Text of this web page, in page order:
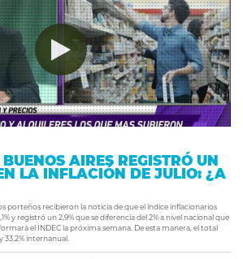
AIRES REGISTRÓ UN
LA INFLACIÓN DE JULIO: ¿A
porteños recibieron la noticia de que el índice inflacionarios
y registró un 2,9% que se diferencia del 2% a nivel nacional que
el INDEC la próxima semana. De esta manera, el total
33,2% internanual.